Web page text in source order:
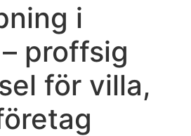
i
proffsig
för villa,